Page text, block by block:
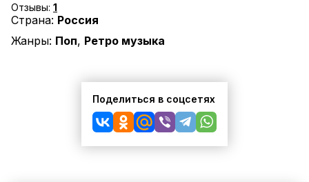
Отзывы: 1
Страна: Россия
Жанры: Поп, Ретро музыка
Поделиться в соцсетях